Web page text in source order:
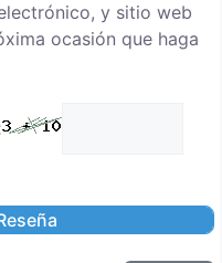
y sitio web
ocasión que haga